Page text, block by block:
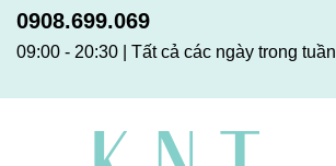
0908.699.069
09:00 - 20:30 | Tất cả các ngày trong tuần